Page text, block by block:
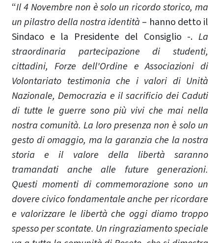
“Il 4 Novembre non è solo un ricordo storico, ma
un pilastro della nostra identità – hanno detto il
Sindaco e la Presidente del Consiglio -. La
straordinaria partecipazione di studenti,
cittadini, Forze dell'Ordine e Associazioni di
Volontariato testimonia che i valori di Unità
Nazionale, Democrazia e il sacrificio dei Caduti
di tutte le guerre sono più vivi che mai nella
nostra comunità. La loro presenza non è solo un
gesto di omaggio, ma la garanzia che la nostra
storia e il valore della libertà saranno
tramandati anche alle future generazioni.
Questi momenti di commemorazione sono un
dovere civico fondamentale anche per ricordare
e valorizzare le libertà che oggi diamo troppo
spesso per scontate. Un ringraziamento speciale